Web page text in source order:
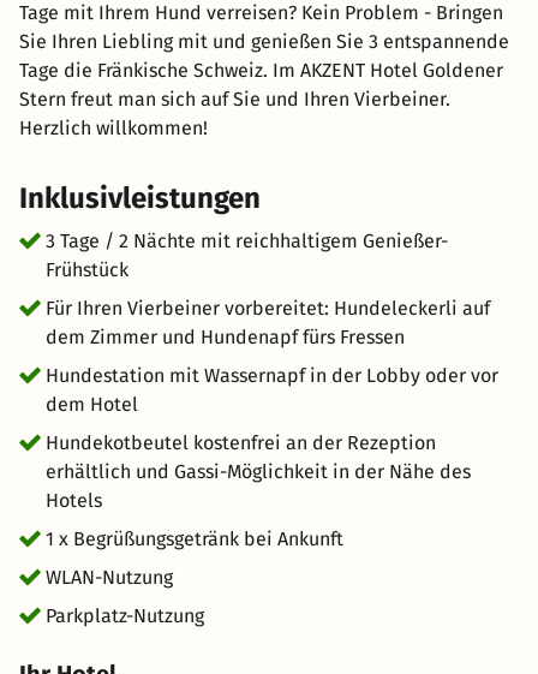
Tage mit Ihrem Hund verreisen? Kein Problem - Bringen
Sie Ihren Liebling mit und genießen Sie 3 entspannende
Tage die Fränkische Schweiz. Im AKZENT Hotel Goldener
Stern freut man sich auf Sie und Ihren Vierbeiner.
Herzlich willkommen!
Inklusivleistungen
3 Tage / 2 Nächte mit reichhaltigem Genießer-
Frühstück
Für Ihren Vierbeiner vorbereitet: Hundeleckerli auf
dem Zimmer und Hundenapf fürs Fressen
Hundestation mit Wassernapf in der Lobby oder vor
dem Hotel
Hundekotbeutel kostenfrei an der Rezeption
erhältlich und Gassi-Möglichkeit in der Nähe des
Hotels
1 x Begrüßungsgetränk bei Ankunft
WLAN-Nutzung
Parkplatz-Nutzung